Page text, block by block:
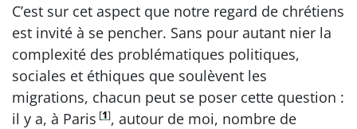
C’est sur cet aspect que notre regard de chrétiens
est invité à se pencher. Sans pour autant nier la
complexité des problématiques politiques,
sociales et éthiques que soulèvent les
migrations, chacun peut se poser cette question :
il y a, à Paris [1], autour de moi, nombre de